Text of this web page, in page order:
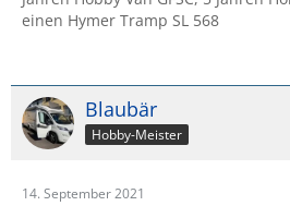
einen Hymer Tramp SL 568
Blaubär
Hobby-Meister
14. September 2021